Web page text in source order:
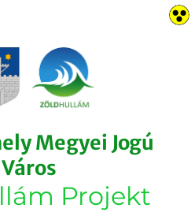
Megyei Jogú
Város
Projekt